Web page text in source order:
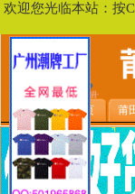
欢迎您光临本站：按
安福相册首页 莆